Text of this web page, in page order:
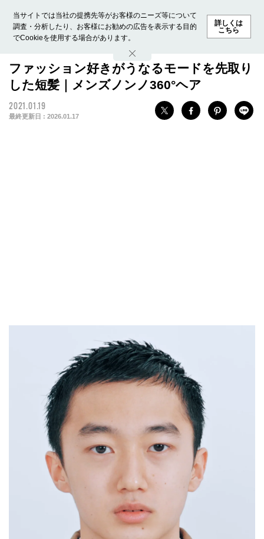
当サイトでは当社の提携先等がお客様のニーズ等について
調査・分析したり、お客様にお勧めの広告を表示する目的
でCookieを使用する場合があります。
詳しくは
こちら
ホーム モデル募集 ランキング ファッション ビューテ
ファッション好きがうなるモードを先取り
した短髪｜メンズノンノ360°ヘア
2021.01.19
最終更新日 : 2026.01.17